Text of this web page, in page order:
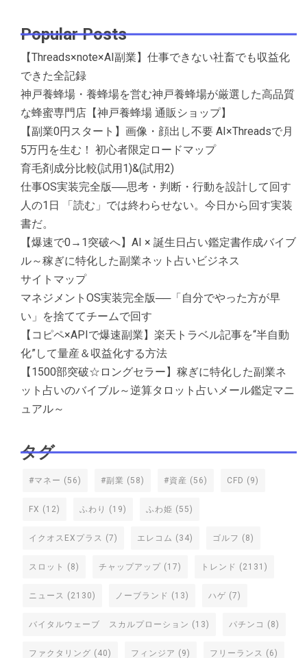
Popular Posts
【Threads×note×AI副業】仕事できない社畜でも収益化
できた全記録
神戸養蜂場・養蜂場を営む神戸養蜂場が厳選した高品質
な蜂蜜専門店【神戸養蜂場 通販ショップ】
【副業0円スタート】画像・顔出し不要 AI×Threadsで月
5万円を生む！ 初心者限定ロードマップ
育毛剤成分比較(試用1)&(試用2)
仕事OS実装完全版──思考・判断・行動を設計して回す
人の1日 「読む」では終わらせない。今日から回す実装
書だ。
【爆速で0→1突破へ】AI × 誕生日占い鑑定書作成バイブ
ル～稼ぎに特化した副業ネット占いビジネス
サイトマップ
マネジメントOS実装完全版──「自分でやった方が早
い」を捨ててチームで回す
【コピペ×APIで爆速副業】楽天トラベル記事を“半自動
化”して量産＆収益化する方法
【1500部突破☆ロングセラー】稼ぎに特化した副業ネ
ット占いのバイブル～逆算タロット占いメール鑑定マニ
ュアル～
タグ
#マネー (56) #副業 (58) #資産 (56) CFD (9)
FX (12) ふわり (19) ふわ姫 (55)
イクオスEXプラス (7) エレコム (34) ゴルフ (8)
スロット (8) チャップアップ (17) トレンド (2131)
ニュース (2130) ノーブランド (13) ハゲ (7)
バイタルウェーブ スカルプローション (13) パチンコ (8)
ファクタリング (40) フィンジア (9) フリーランス (6)